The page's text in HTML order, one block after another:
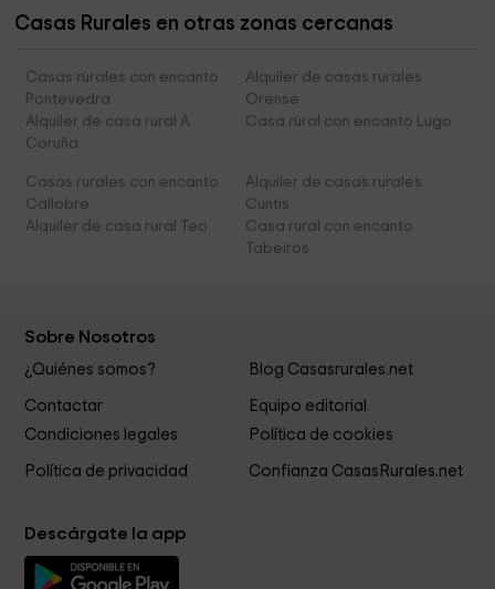
Casas Rurales en otras zonas cercanas
Casas rurales con encanto
Pontevedra
Alquiler de casas rurales
Orense
Alquiler de casa rural A
Coruña
Casa rural con encanto Lugo
Casas rurales con encanto
Callobre
Alquiler de casas rurales
Cuntis
Alquiler de casa rural Teo
Casa rural con encanto
Tabeiros
Sobre Nosotros
¿Quiénes somos? Blog Casasrurales.net
Contactar
Equipo editorial
Condiciones legales
Política de cookies
Política de privacidad Confianza CasasRurales.net
Descárgate la app